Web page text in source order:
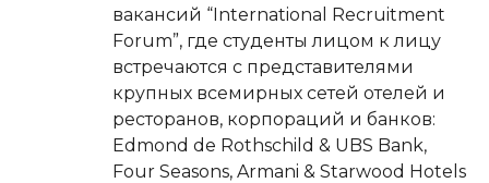
вакансий “International Recruitment
Forum”, где студенты лицом к лицу
встречаются c представителями
крупных всемирных сетей отелей и
ресторанов, корпораций и банков:
Edmond de Rothschild & UBS Bank,
Four Seasons, Armani & Starwood Hotels